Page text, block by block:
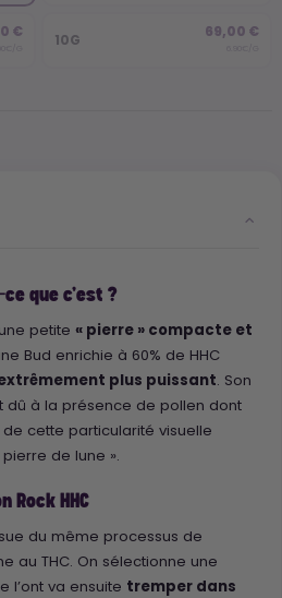
€ 10G 69,00 €
ce que c’est ?
petite « pierre » compacte et
Bud enrichie à 60% de HHC
plus puissant. Son
dû à la présence de pollen dont
de cette particularité visuelle
de lune ».
Rock HHC
du même processus de
au THC. On sélectionne une
l’ont va ensuite tremper dans